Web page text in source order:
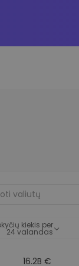
kiekis per
24 valandas
16.2B €